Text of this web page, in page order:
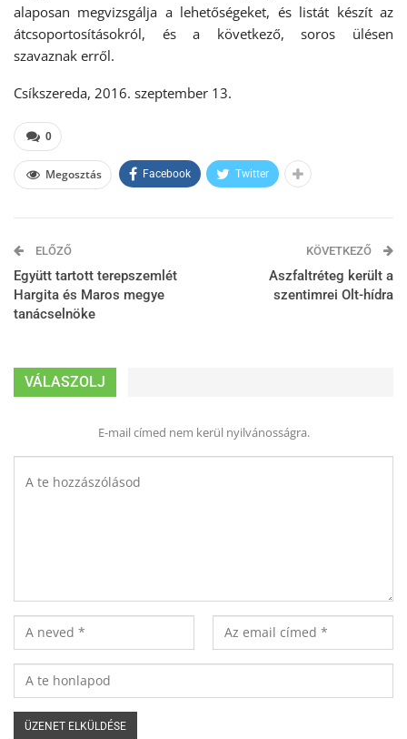
alaposan megvizsgálja a lehetőségeket, és listát készít az
átcsoportosításokról, és a következő, soros ülésen
szavaznak erről.
Csíkszereda, 2016. szeptember 13.
0
Megosztás Facebook Twitter
ELŐZŐ
Együtt tartott terepszemlét
Hargita és Maros megye
tanácselnöke
KÖVETKEZŐ
Aszfaltréteg került a
szentimrei Olt-hídra
VÁLASZOLJ
E-mail címed nem kerül nyilvánosságra.